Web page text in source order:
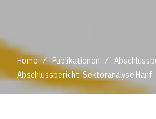
Home / Publikationen /
Abschlussbericht: Sektoranalyse Hanf